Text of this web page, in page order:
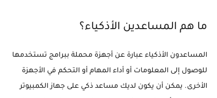
ما هم المساعدين الأذكياء؟
المساعدون الأذكياء عبارة عن أجهزة محملة ببرامج تستخدمها
للوصول إلى المعلومات أو أداء المهام أو التحكم في الأجهزة
الأخرى. يمكن أن يكون لديك مساعد ذكي على جهاز الكمبيوتر